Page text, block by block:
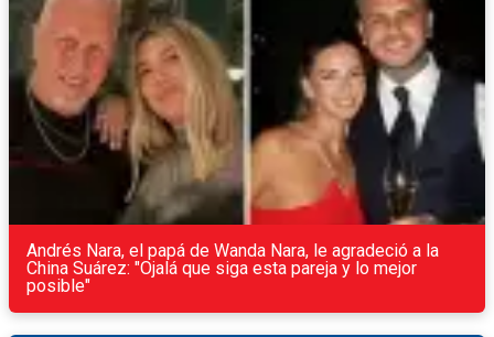
Andrés Nara, el papá de Wanda Nara, le agradeció a la
China Suárez: "Ojalá que siga esta pareja y lo mejor
posible"